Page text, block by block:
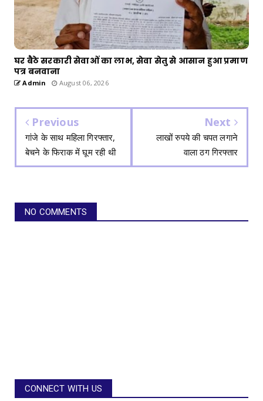
घर बैठे सरकारी सेवाओं का लाभ, सेवा सेतु से आसान हुआ प्रमाण
पत्र बनवाना
Admin August 06, 2026
Previous
गांजे के साथ महिला गिरफ्तार,
बेचने के फिराक में घूम रही थी
Next
लाखों रुपये की चपत लगाने
वाला ठग गिरफ्तार
NO COMMENTS
CONNECT WITH US